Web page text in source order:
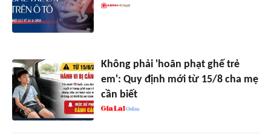
Không phải 'hoãn phạt ghế trẻ
em': Quy định mới từ 15/8 cha mẹ
cần biết